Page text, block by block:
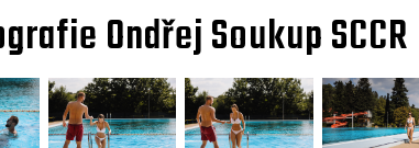
Ondřej Soukup SCCR